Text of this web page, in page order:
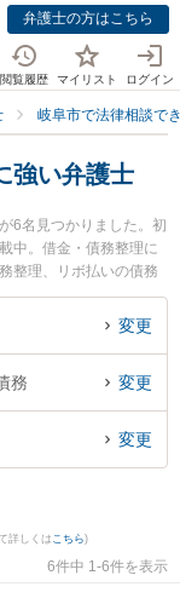
弁護士の方はこちら
閲覧履歴 マイリスト ログイン
岐阜市で法律相談で
強い弁護士
6名見つかりました。初
中。借金・債務整理に
整理、リボ払いの債務
特に坂井田法律事務所
護士、弁護士法人シテ
詐欺被害での債務整理
』『初回相談無料で詐
に相談予約したい』な
変更
務 変更
変更
詳しくは こちら)
6件中 1-6件を表示